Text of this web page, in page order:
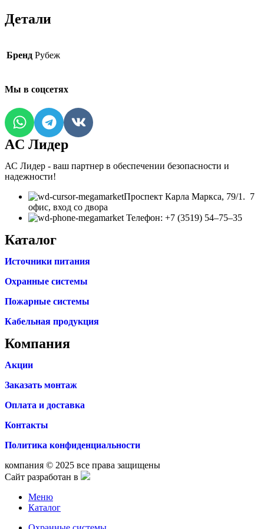
Детали
Бренд Рубеж
Мы в соцсетях
AC Лидер
АС Лидер - ваш партнер в обеспечении безопасности и
надежности!
​Проспект Карла Маркса, 79/1. 7
офис, вход со двора
Телефон: +7 (3519) 54‒75‒35
Каталог
Источники питания
Охранные системы
Пожарные системы
Кабельная продукция
Компания
Акции
Заказать монтаж
Оплата и доставка
Контакты
Политика конфиденциальности
компания © 2025 все права защищены
Сайт разработан в
Меню
Каталог